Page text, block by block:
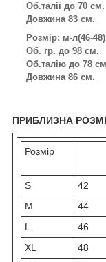
Об.талії до 70 см.
Довжина 83 см.
Розмір: м-л(46-48)
Об. гр. до 98 см.
Об.талію до 78
Довжина 86 см.
ПРИБЛИЗНА
Розмір
S
42
M
44
L
46
XL
48